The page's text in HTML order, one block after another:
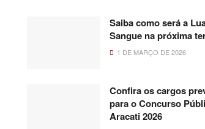
Saiba como será a
Sangue na próxima
1 DE MARÇO DE 2026
Confira os cargos
para o Concurso
Aracati 2026